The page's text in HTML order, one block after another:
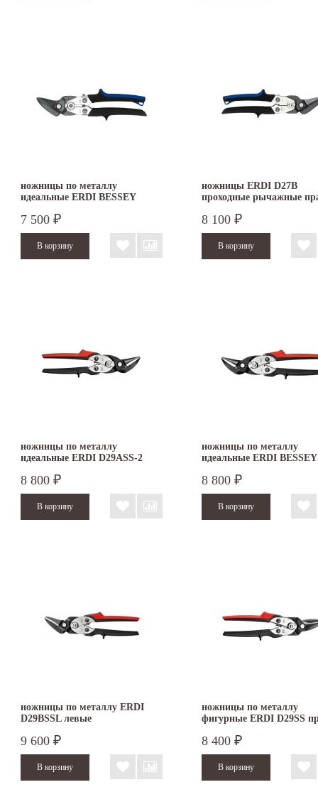
ножницы по металлу
идеальные ERDI BESSEY
7 500 ₽
ножницы ERDI D27B
проходные рычажные
8 100 ₽
ножницы по металлу
идеальные ERDI D29ASS-2
8 800 ₽
ножницы по металлу
идеальные ERDI BESSEY
8 800 ₽
ножницы по металлу ERDI
D29BSSL левые
9 600 ₽
ножницы по металлу
фигурные ERDI D29SS
8 400 ₽